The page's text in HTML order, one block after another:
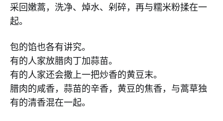
采回嫩蒿，洗净、焯水、剁碎，再与糯米粉揉在一
起。
包的馅也各有讲究。
有的人家放腊肉丁加蒜苗。
有的人家还会撒上一把炒香的黄豆末。
腊肉的咸香，蒜苗的辛香，黄豆的焦香，与蒿草独
有的清香混在一起。